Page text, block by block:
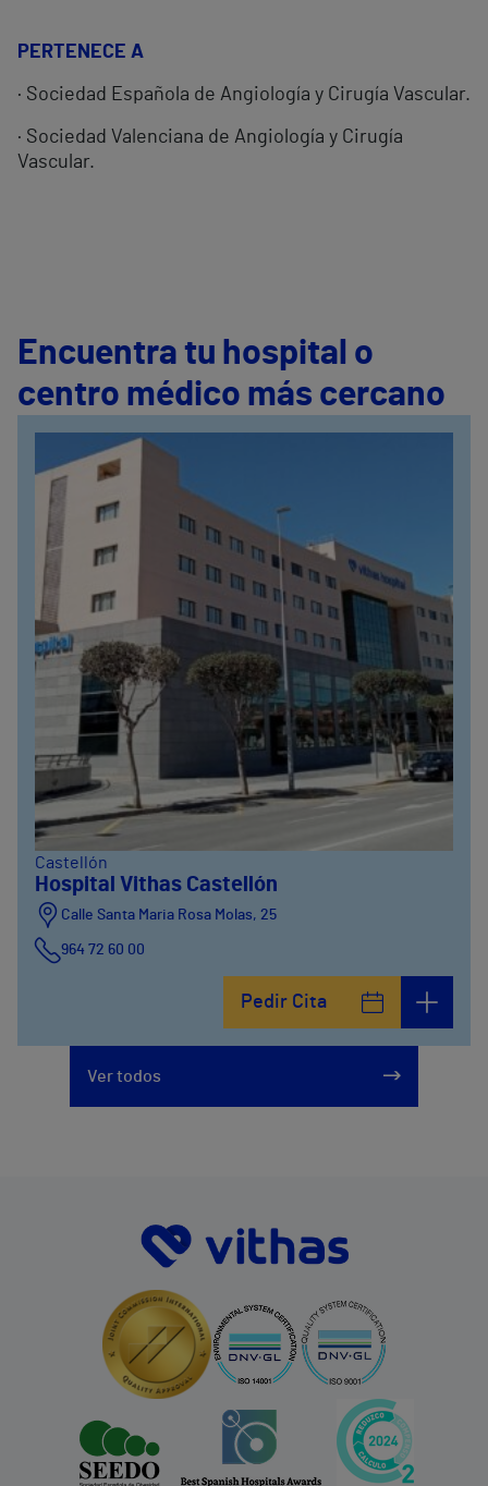
PERTENECE A
· Sociedad Española de Angiología y Cirugía Vascular.
· Sociedad Valenciana de Angiología y Cirugía
Vascular.
Encuentra tu hospital o
centro médico más cercano
Castellón
Hospital Vithas Castellón
Calle Santa Maria Rosa Molas, 25
964 72 60 00
Pedir Cita
Ver todos